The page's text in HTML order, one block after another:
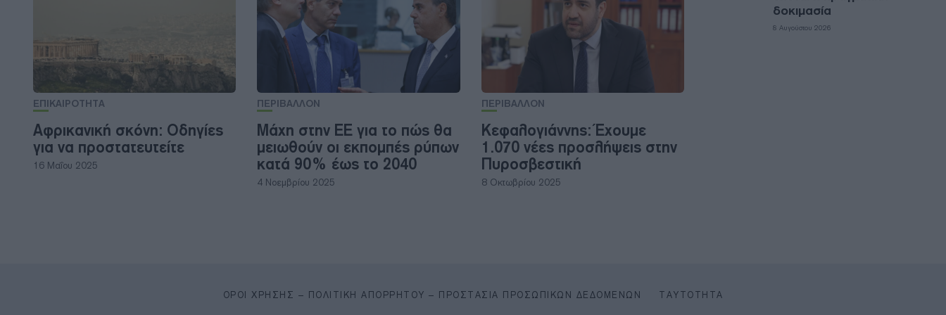
ΕΠΙΚΑΙΡΟΤΗΤΑ
Αφρικανική σκόνη: Οδηγίες
για να προστατευτείτε
16 Μαΐου 2025
ΠΕΡΙΒΑΛΛΟΝ
Μάχη στην ΕΕ για το πώς θα
μειωθούν οι εκπομπές ρύπων
κατά 90% έως το 2040
4 Νοεμβρίου 2025
ΠΕΡΙΒΑΛΛΟΝ
Κεφαλογιάννης: Έχουμε
1.070 νέες προσλήψεις στην
Πυροσβεστική
8 Οκτωβρίου 2025
δοκιμασία
8 Αυγούστου 2026
ΌΡΟΙ ΧΡΉΣΗΣ – ΠΟΛΙΤΙΚΉ ΑΠΟΡΡΉΤΟΥ – ΠΡΟΣΤΑΣΊΑ ΠΡΟΣΩΠΙΚΏΝ ΔΕΔΟΜΈΝΩΝ ΤΑΥΤΌΤΗΤΑ